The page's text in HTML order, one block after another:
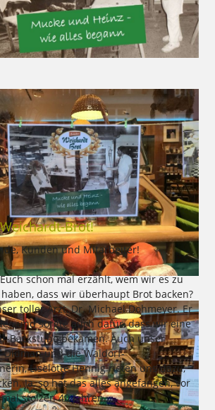
Brot!
Kunden und Mitarbeiter!
schon mal erzählt, wem wir es zu
dass wir überhaupt Brot backen?
toller Arzt, Dr. Michael Dohmeyer. Er
und sorgte auch dafür, dass wir eine
Backstube bekamen. Auch unser
Oldman und die Waldorf-
Liselotte Hennig rieten uns dazu,
Ja, so hat das alles angefangen, vor
stolzen 40 Jahren.